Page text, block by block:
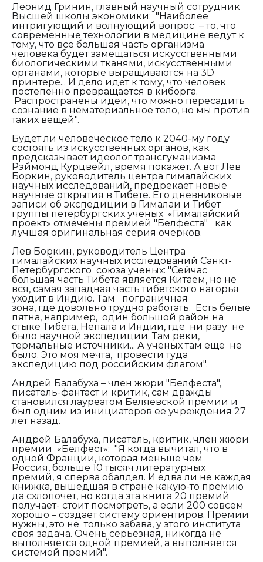
Леонид Гринин, главный научный сотрудник
Высшей школы экономики: "Наиболее
интригующий и волнующий вопрос – то, что
современные технологии в медицине ведут к
тому, что все большая часть организма
человека будет замещаться искусственными
биологическими тканями, искусственными
органами, которые выращиваются на 3D
принтере... И дело идет к тому, что человек
постепенно превращается в киборга.
Распространены идеи, что можно пересадить
сознание в нематериальное тело, но мы против
таких вещей".
Будет ли человеческое тело к 2040-му году
состоять из искусственных органов, как
предсказывает идеолог трансгуманизма
Рэймонд Курцвейл, время покажет. А вот Лев
Боркин, руководитель центра гималайских
научных исследований, предрекает новые
научные открытия в Тибете. Его дневниковые
записи об экспедиции в Гималаи и Тибет
группы петербургских ученых «Гималайский
проект» отмечены премией "Белфеста" как
лучшая оригинальная серия очерков.
Лев Боркин, руководитель Центра
гималайских научных исследований Санкт-
Петербургского союза ученых: "Сейчас
большая часть Тибета является Китаем, но не
вся, самая западная часть тибетского нагорья
уходит в Индию. Там пограничная
зона, где довольно трудно работать. Есть белые
пятна, например, один большой район на
стыке Тибета, Непала и Индии, где ни разу не
было научной экспедиции. Там реки,
термальные источники... А ученых там еще не
было. Это моя мечта, провести туда
экспедицию под российским флагом".
Андрей Балабуха – член жюри "Белфеста",
писатель-фантаст и критик, сам дважды
становился лауреатом Беляевской премии и
был одним из инициаторов ее учреждения 27
лет назад.
Андрей Балабуха, писатель, критик, член жюри
премии «Белфест»: "Я когда вычитал, что в
одной Франции, которая меньше чем
Россия, больше 10 тысяч литературных
премий, я сперва обалдел. И едва ли не каждая
книжка, вышедшая в стране какую-то премию
да схлопочет, но когда эта книга 20 премий
получает- стоит посмотреть, а если 200 совсем
хорошо – создает систему ориентиров. Премии
нужны, это не только забава, у этого института
своя задача. Очень серьезная, никогда не
выполняется одной премией, а выполняется
системой премий".